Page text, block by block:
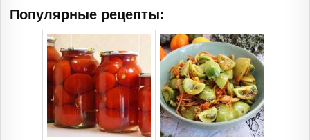
Популярные рецепты: